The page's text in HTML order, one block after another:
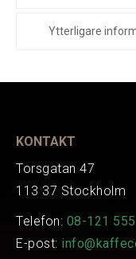
Lelit
Ytterligare
KONTAKT
Torsgatan 47
113 37 Stockholm
Telefon: 08-121
E-post: